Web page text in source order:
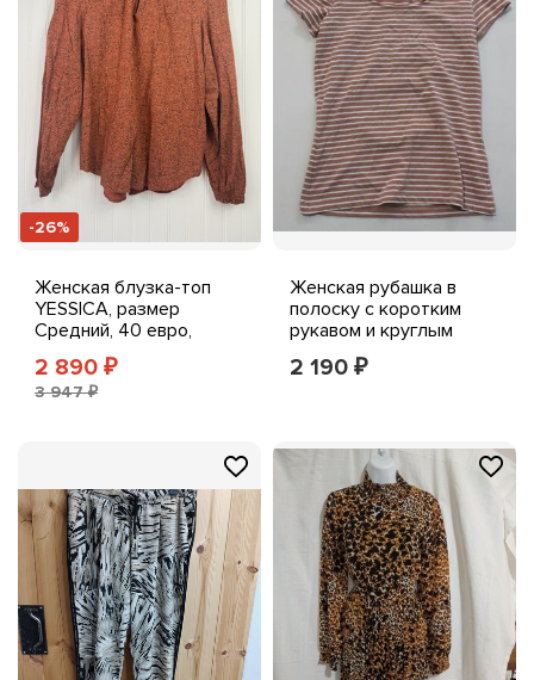
-26%
Женская блузка-топ
YESSICA, размер
Средний, 40 евро,
отделка рюшами,
Оранжевый, черный
2 890 ₽
3 947 ₽
Женская рубашка в
полоску с коротким
рукавом и круглым
вырезом Yessica,
мягкая, CF6, розовая/
2 190 ₽